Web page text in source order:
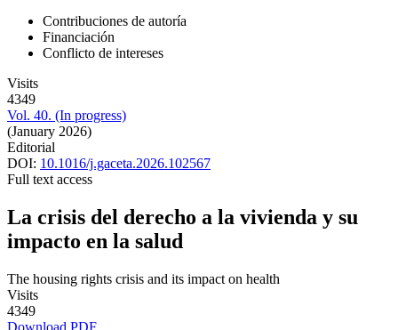
Contribuciones de autoría
Financiación
Conflicto de intereses
Visits
4349
Vol. 40. (In progress)
(January 2026)
Editorial
DOI: 10.1016/j.gaceta.2026.102567
Full text access
La crisis del derecho a la vivienda y su
impacto en la salud
The housing rights crisis and its impact on health
Visits
4349